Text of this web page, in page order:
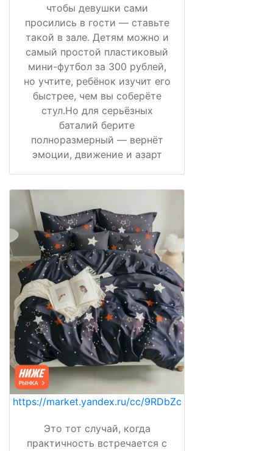
чтобы девушки сами
просились в гости — ставьте
такой в зале. Детям можно и
самый простой пластиковый
мини-футбол за 300 рублей,
но учтите, ребёнок изучит его
быстрее, чем вы соберёте
стул.Но для серьёзных
баталий берите
полноразмерный — вернёт
эмоции, движение и азарт
https://market.yandex.ru/cc/9RDbZc
Это тот случай, когда
практичность встречается с